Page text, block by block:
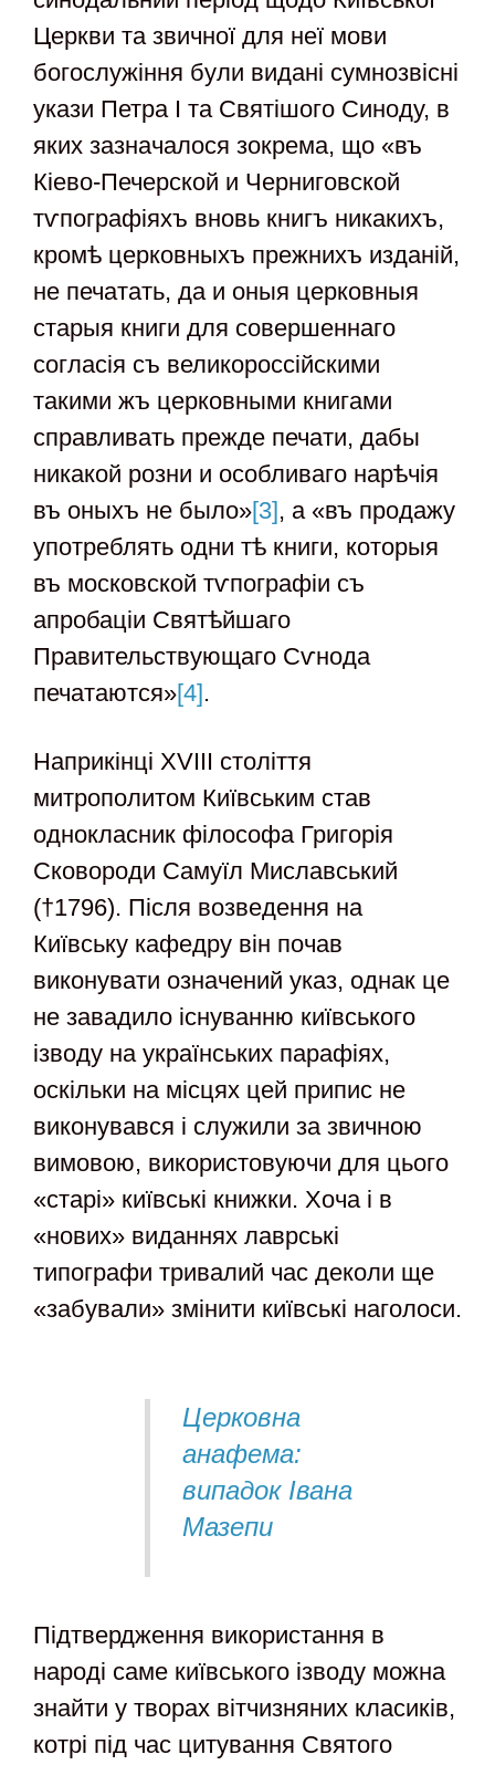
Церкви та звичної для неї мови
богослужіння були видані сумнозвісні
укази Петра I та Святішого Синоду, в
яких зазначалося зокрема, що «въ
Кiево-Печерской и Черниговской
тѵпографiяхъ вновь книгъ никакихъ,
кромѣ церковныхъ прежнихъ изданiй,
не печатать, да и оныя церковныя
старыя книги для совершеннаго
согласiя съ великороссiйскими
такими жъ церковными книгами
справливать прежде печати, дабы
никакой розни и особливаго нарѣчiя
въ оныхъ не было»[3], а «въ продажу
употреблять одни тѣ книги, которыя
въ московской тѵпографiи съ
апробацiи Святѣйшаго
Правительствующаго Сѵнода
печатаются»[4].
Наприкінці XVIII століття
митрополитом Київським став
однокласник філософа Григорія
Сковороди Самуїл Миславський
(†1796). Після возведення на
Київську кафедру він почав
виконувати означений указ, однак це
не завадило існуванню київського
ізводу на українських парафіях,
оскільки на місцях цей припис не
виконувався і служили за звичною
вимовою, використовуючи для цього
«старі» київські книжки. Хоча і в
«нових» виданнях лаврські
типографи тривалий час деколи ще
«забували» змінити київські наголоси.
Церковна
анафема:
випадок Івана
Мазепи
Підтвердження використання в
народі саме київського ізводу можна
знайти у творах вітчизняних класиків,
котрі під час цитування Святого